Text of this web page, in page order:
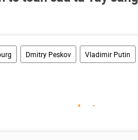
Dmitry Peskov Vladimir Putin